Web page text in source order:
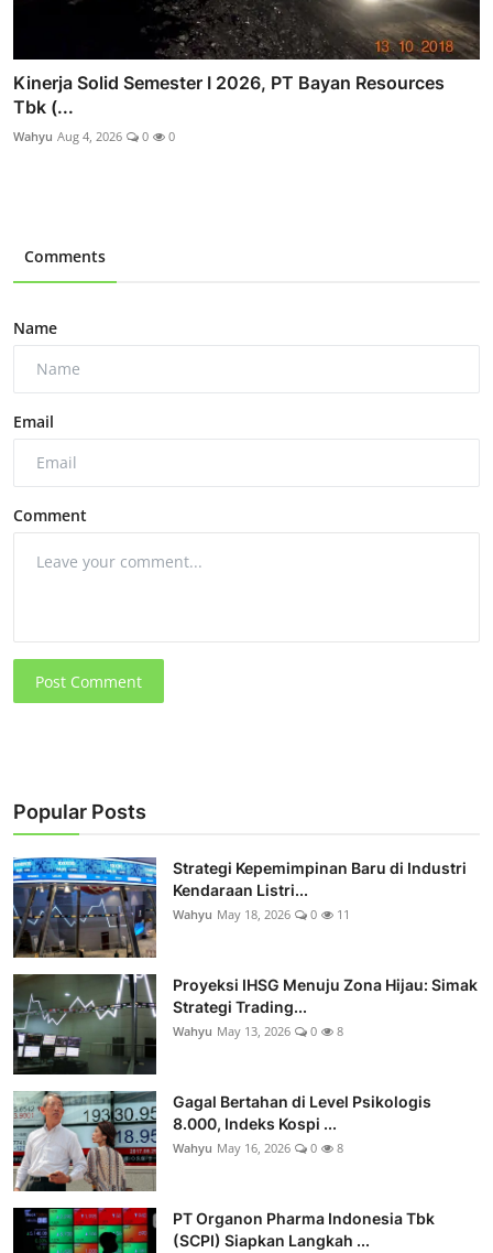
Kinerja Solid Semester I 2026, PT Bayan Resources
Tbk (...
Wahyu Aug 4, 2026 0 0
Comments
Name
Email
Comment
Post Comment
Popular Posts
Strategi Kepemimpinan Baru di Industri
Kendaraan Listri...
Wahyu May 18, 2026 0 11
Proyeksi IHSG Menuju Zona Hijau: Simak
Strategi Trading...
Wahyu May 13, 2026 0 8
Gagal Bertahan di Level Psikologis
8.000, Indeks Kospi ...
Wahyu May 16, 2026 0 8
PT Organon Pharma Indonesia Tbk
(SCPI) Siapkan Langkah ...